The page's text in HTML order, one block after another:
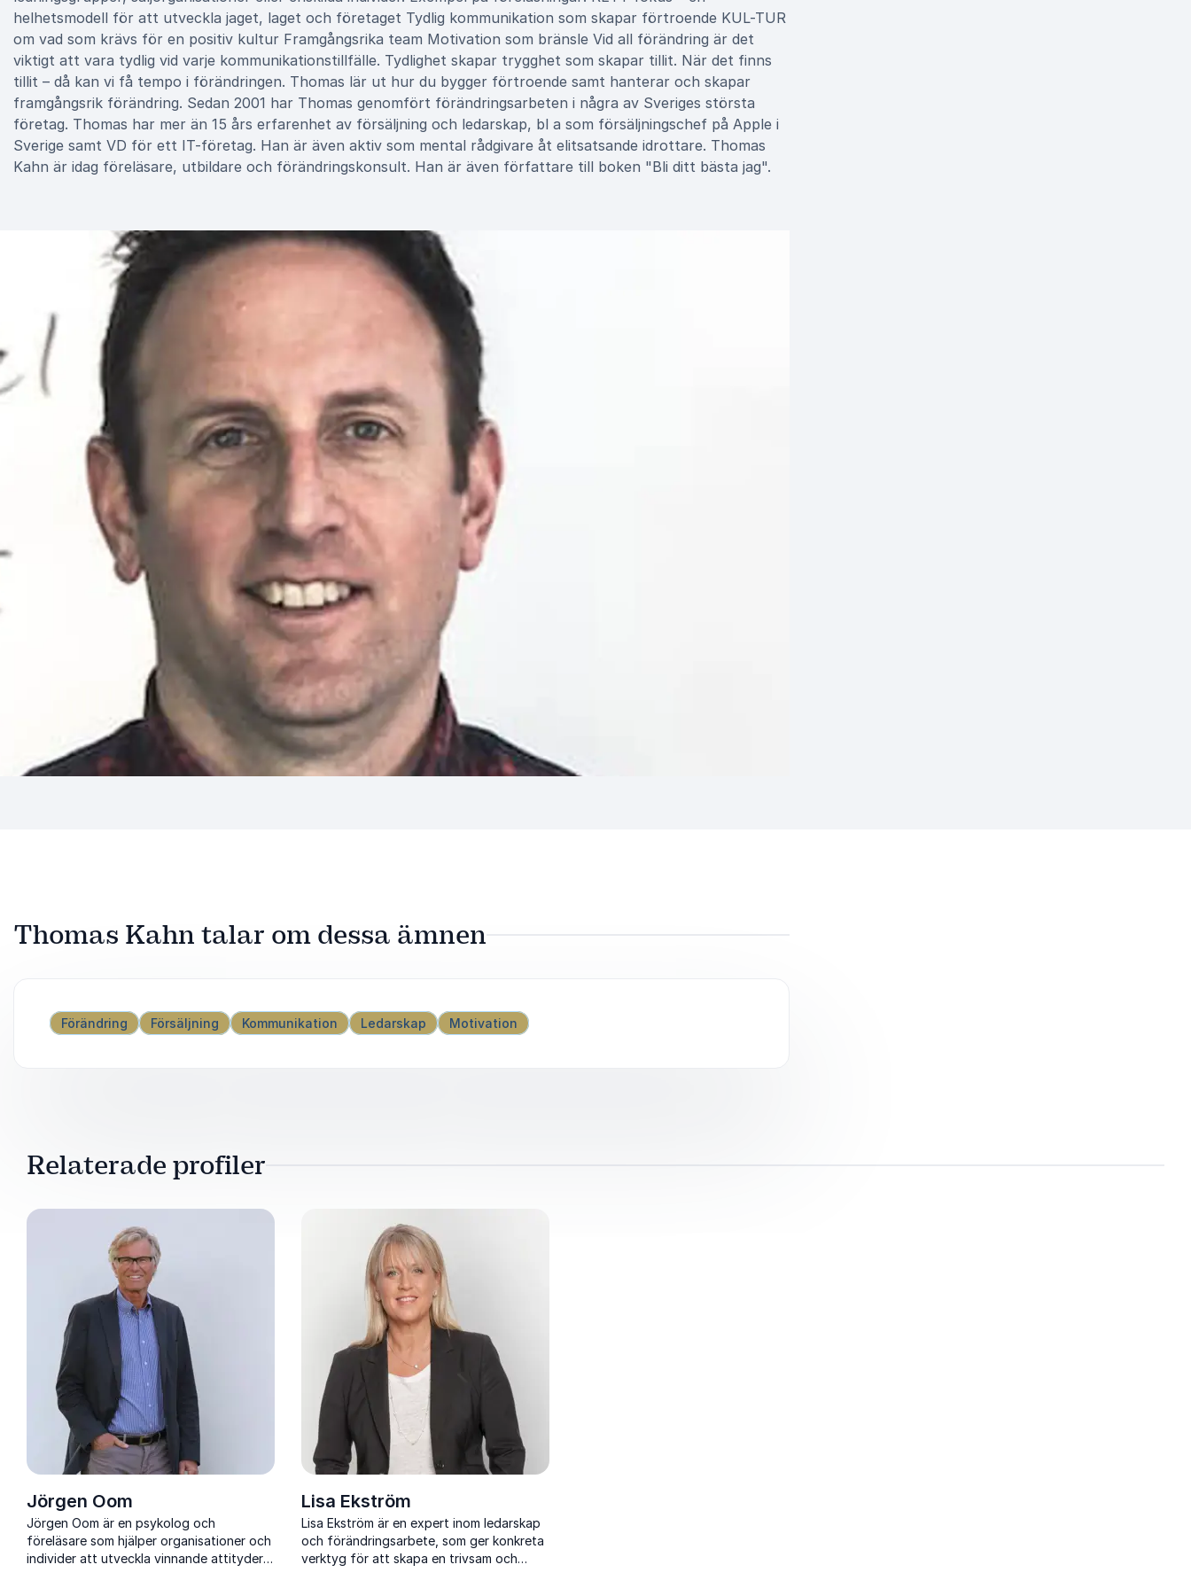
helhetsmodell för att utveckla jaget, laget och företaget Tydlig kommunikation som skapar förtroende KUL-TUR
om vad som krävs för en positiv kultur Framgångsrika team Motivation som bränsle Vid all förändring är det
viktigt att vara tydlig vid varje kommunikationstillfälle. Tydlighet skapar trygghet som skapar tillit. När det finns
tillit – då kan vi få tempo i förändringen. Thomas lär ut hur du bygger förtroende samt hanterar och skapar
framgångsrik förändring. Sedan 2001 har Thomas genomfört förändringsarbeten i några av Sveriges största
företag. Thomas har mer än 15 års erfarenhet av försäljning och ledarskap, bl a som försäljningschef på Apple i
Sverige samt VD för ett IT-företag. Han är även aktiv som mental rådgivare åt elitsatsande idrottare. Thomas
Kahn är idag föreläsare, utbildare och förändringskonsult. Han är även författare till boken "Bli ditt bästa jag".
Thomas Kahn talar om dessa ämnen
Förändring Försäljning Kommunikation Ledarskap Motivation
Relaterade profiler
Jörgen Oom
Jörgen Oom är en psykolog och
föreläsare som hjälper organisationer och
individer att utveckla vinnande attityder
Lisa Ekström
Lisa Ekström är en expert inom ledarskap
och förändringsarbete, som ger konkreta
verktyg för att skapa en trivsam och